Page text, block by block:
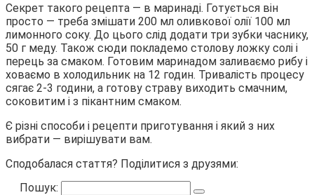
Секрет такого рецепта — в маринаді. Готується він
просто — треба змішати 200 мл оливкової олії 100 мл
лимонного соку. До цього слід додати три зубки часнику,
50 г меду. Також сюди покладемо столову ложку солі і
перець за смаком. Готовим маринадом заливаємо рибу і
ховаємо в холодильник на 12 годин. Тривалість процесу
сягає 2-3 години, а готову страву виходить смачним,
соковитим і з пікантним смаком.
Є різні способи і рецепти приготування і який з них
вибрати — вирішувати вам.
Сподобалася стаття? Поділитися з друзями:
Пошук: